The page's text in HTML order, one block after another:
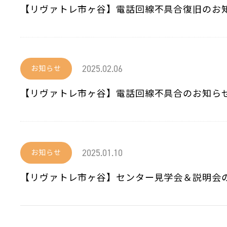
【リヴァトレ市ヶ谷】電話回線不具合復旧のお
お知らせ 2025.02.06
【リヴァトレ市ヶ谷】電話回線不具合のお知ら
お知らせ 2025.01.10
【リヴァトレ市ヶ谷】センター見学会＆説明